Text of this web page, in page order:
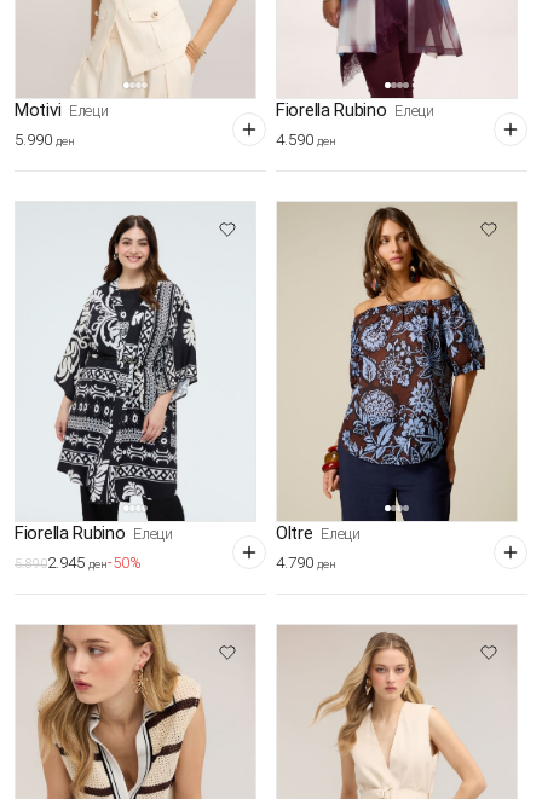
Motivi Елеци
5.990 ден
Fiorella Rubino Елеци
4.590 ден
Fiorella Rubino Елеци
5.8902.945 ден-50%
Oltre Елеци
4.790 ден